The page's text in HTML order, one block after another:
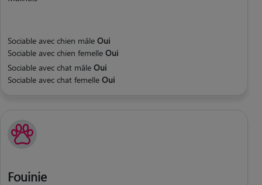
Sociable avec chien mâle Oui
Sociable avec chien femelle Oui
Sociable avec chat mâle Oui
Sociable avec chat femelle Oui
Fouinie